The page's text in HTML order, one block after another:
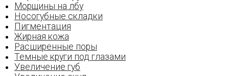
Морщины на лбу
Носогубные складки
Пигментация
Жирная кожа
Расширенные поры
Темные круги под глазами
Увеличение губ